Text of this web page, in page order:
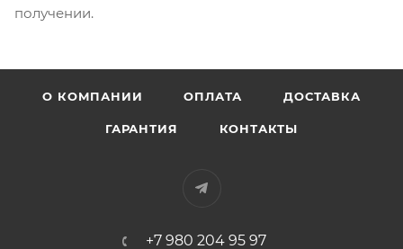
получении.
О КОМПАНИИ ОПЛАТА ДОСТАВКА
ГАРАНТИЯ КОНТАКТЫ
+7 980 204 95 97